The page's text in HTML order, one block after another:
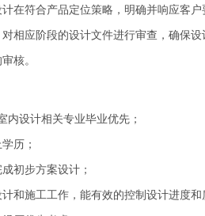
在符合产品定位策略，明确并响应客户
相应阶段的设计文件进行审查，确保设
核。
设计相关专业毕业优先；
历；
初步方案设计；
和施工工作，能有效的控制设计进度